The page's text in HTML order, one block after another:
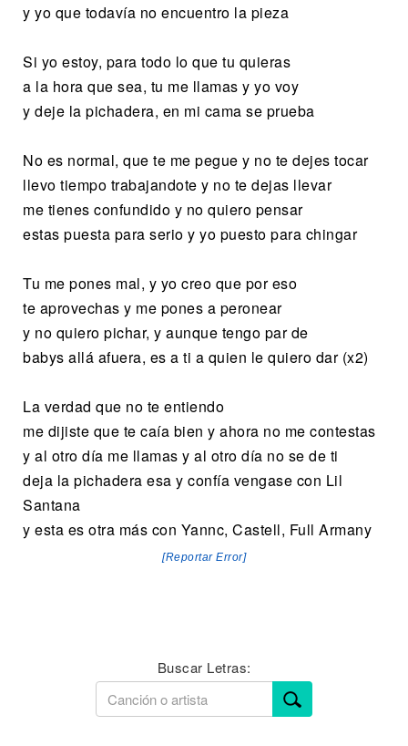
y yo que todavía no encuentro la pieza
Si yo estoy, para todo lo que tu quieras
a la hora que sea, tu me llamas y yo voy
y deje la pichadera, en mi cama se prueba
No es normal, que te me pegue y no te dejes tocar
llevo tiempo trabajandote y no te dejas llevar
me tienes confundido y no quiero pensar
estas puesta para serio y yo puesto para chingar
Tu me pones mal, y yo creo que por eso
te aprovechas y me pones a peronear
y no quiero pichar, y aunque tengo par de
babys allá afuera, es a ti a quien le quiero dar (x2)
La verdad que no te entiendo
me dijiste que te caía bien y ahora no me contestas
y al otro día me llamas y al otro día no se de ti
deja la pichadera esa y confía vengase con Lil
Santana
y esta es otra más con Yannc, Castell, Full Armany
[Reportar Error]
Buscar Letras: